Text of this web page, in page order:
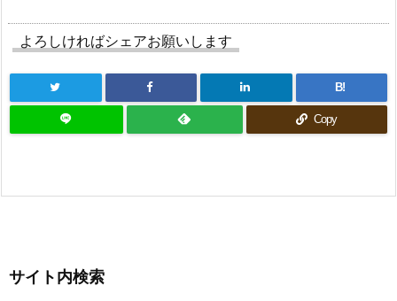
よろしければシェアお願いします
B!
Copy
サイト内検索